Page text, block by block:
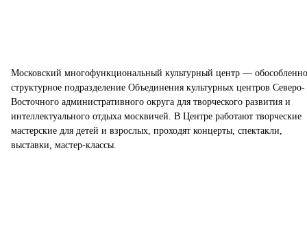
Московский многофункциональный культурный центр —
структурное подразделение Объединения культурных центров Северо-
Восточного административного округа для творческого развития и
интеллектуального отдыха москвичей. В Центре работают творческие
мастерские для детей и взрослых, проходят концерты, спектакли,
выставки, мастер-классы.